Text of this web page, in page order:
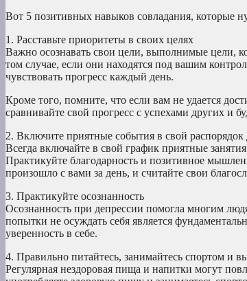
Вот 5 позитивных навыков совладания, которые
1. Расставьте приоритеты в своих целях
Важно осознавать свои цели, выполнимые цели,
том случае, если они находятся под вашим
чувствовать прогресс каждый день.
Кроме того, помните, что если вам не удается
сравнивайте свой прогресс с успехами других и
2. Включите приятные события в свой распорядок
Всегда включайте в свой график приятные
Практикуйте благодарность и позитивное
произошло с вами за день, и считайте свои
3. Практикуйте осознанность
Осознанность при депрессии помогла многим
попытки не осуждать себя является
уверенность в себе.
4. Правильно питайтесь, занимайтесь спортом и
Регулярная нездоровая пища и напитки могут